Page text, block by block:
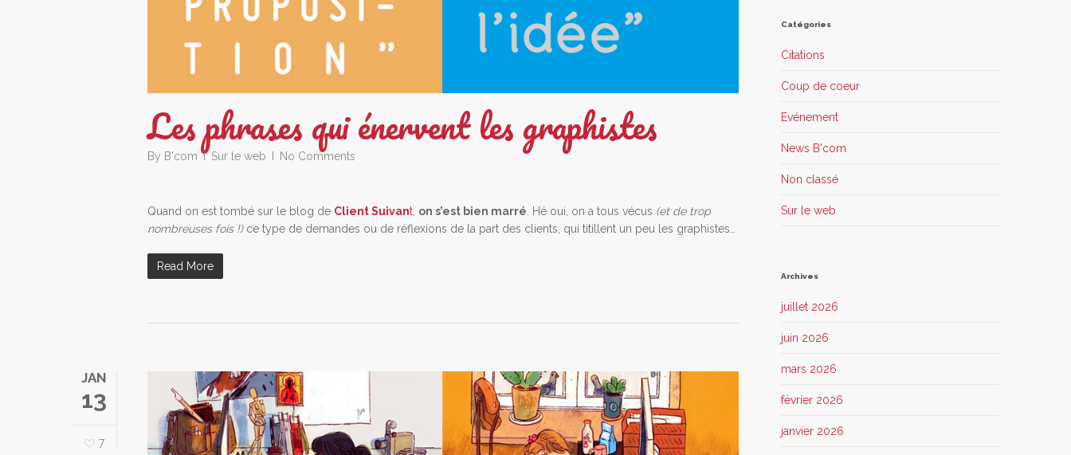
Les phrases qui énervent les graphistes
By B'com Sur le web No Comments
Quand on est tombé sur le blog de Client Suivant, on s’est bien marré. Hé oui, on a tous vécus (et de trop
nombreuses fois !)ce type de demandes ou de réflexions de la part des clients, qui titillent un peu les graphistes…
Read More
JAN
13
7
Catégories
Citations
Coup de coeur
Evénement
News B'com
Non classé
Sur le web
Archives
juillet 2026
juin 2026
mars 2026
février 2026
janvier 2026